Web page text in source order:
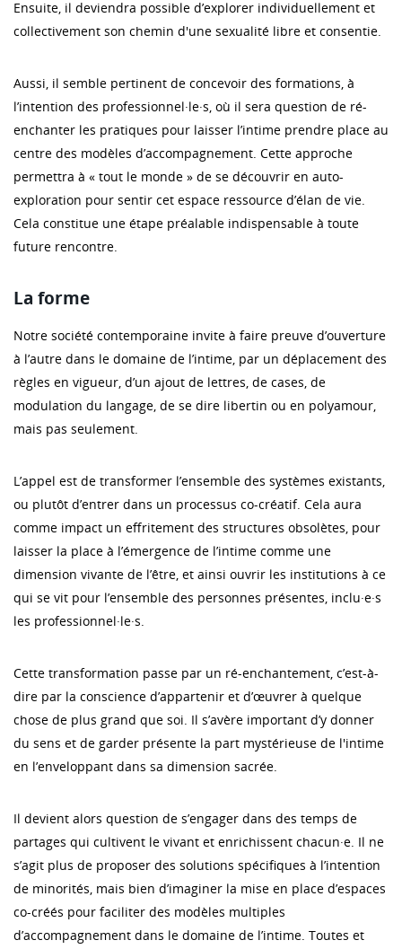
Ensuite, il deviendra possible d’explorer individuellement et
collectivement son chemin d'une sexualité libre et consentie.
Aussi, il semble pertinent de concevoir des formations, à
l’intention des professionnel·le·s, où il sera question de ré-
enchanter les pratiques pour laisser l’intime prendre place au
centre des modèles d’accompagnement. Cette approche
permettra à « tout le monde » de se découvrir en auto-
exploration pour sentir cet espace ressource d’élan de vie.
Cela constitue une étape préalable indispensable à toute
future rencontre.
La forme
Notre société contemporaine invite à faire preuve d’ouverture
à l’autre dans le domaine de l’intime, par un déplacement des
règles en vigueur, d’un ajout de lettres, de cases, de
modulation du langage, de se dire libertin ou en polyamour,
mais pas seulement.
L’appel est de transformer l’ensemble des systèmes existants,
ou plutôt d’entrer dans un processus co-créatif. Cela aura
comme impact un effritement des structures obsolètes, pour
laisser la place à l’émergence de l’intime comme une
dimension vivante de l’être, et ainsi ouvrir les institutions à ce
qui se vit pour l’ensemble des personnes présentes, inclu·e·s
les professionnel·le·s.
Cette transformation passe par un ré-enchantement, c’est-à-
dire par la conscience d’appartenir et d’œuvrer à quelque
chose de plus grand que soi. Il s’avère important d’y donner
du sens et de garder présente la part mystérieuse de l'intime
en l’enveloppant dans sa dimension sacrée.
Il devient alors question de s’engager dans des temps de
partages qui cultivent le vivant et enrichissent chacun·e. Il ne
s’agit plus de proposer des solutions spécifiques à l’intention
de minorités, mais bien d’imaginer la mise en place d’espaces
co-créés pour faciliter des modèles multiples
d’accompagnement dans le domaine de l’intime. Toutes et